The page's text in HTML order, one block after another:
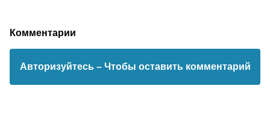
Комментарии
Авторизуйтесь – Чтобы оставить комментарий